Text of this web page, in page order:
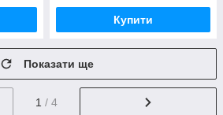
Купити
Показати ще
1 / 4